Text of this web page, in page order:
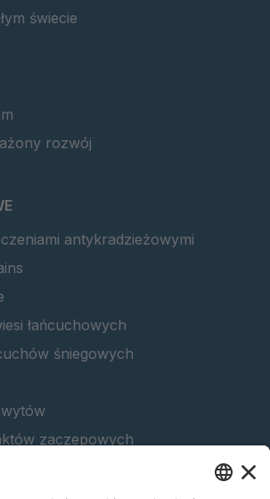
świecie
rozwój
antykradzieżowymi
łańcuchowych
śniegowych
zaczepowych